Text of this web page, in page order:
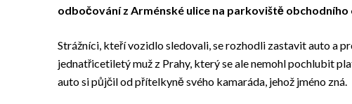
odbočování z Arménské ulice na parkoviště
Strážníci, kteří vozidlo sledovali, se rozhodli zastavit auto a
jednatřicetiletý muž z Prahy, který se ale nemohl pochlubit
auto si půjčil od přítelkyně svého kamaráda, jehož jméno zná.